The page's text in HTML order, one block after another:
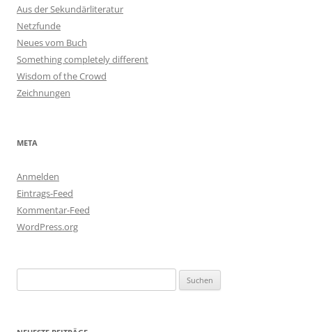
Aus der Sekundärliteratur
Netzfunde
Neues vom Buch
Something completely different
Wisdom of the Crowd
Zeichnungen
META
Anmelden
Eintrags-Feed
Kommentar-Feed
WordPress.org
nach: